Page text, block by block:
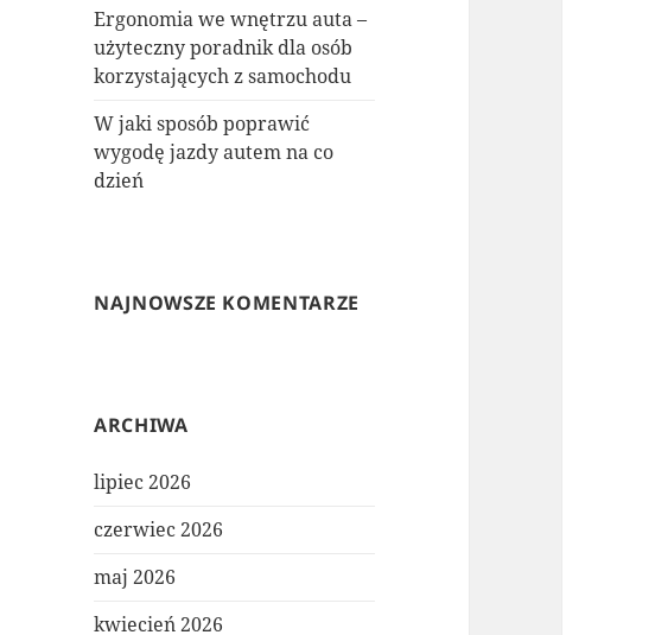
Ergonomia we wnętrzu auta –
użyteczny poradnik dla osób
korzystających z samochodu
W jaki sposób poprawić
wygodę jazdy autem na co
dzień
NAJNOWSZE KOMENTARZE
ARCHIWA
lipiec 2026
czerwiec 2026
maj 2026
kwiecień 2026